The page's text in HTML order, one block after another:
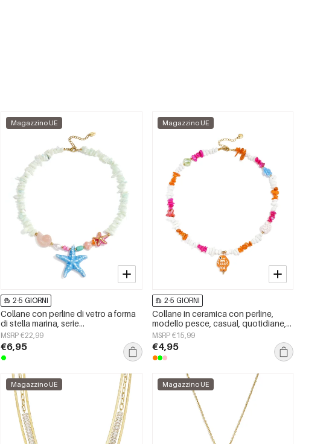
Magazzino UE
2-5 GIORNI
Collane con perline di vetro a forma
di stella marina, serie
&quot;Vacanze/Spiaggia
Romantica&quot;, gioielli da donna.
MSRP €22,99
€6,95
Magazzino UE
2-5 GIORNI
Collane in ceramica con perline,
modello pesce, casual, quotidiane,
romantiche, gioielli da donna
MSRP €15,99
€4,95
Magazzino UE Magazzino UE